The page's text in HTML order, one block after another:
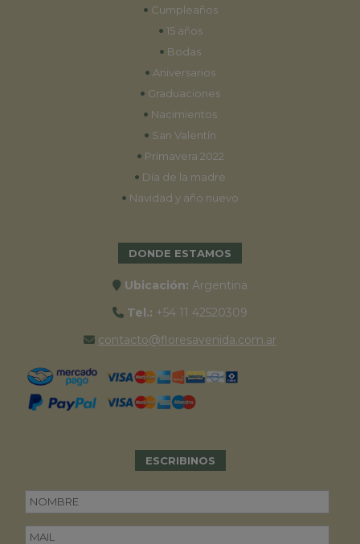
• Cumpleaños
• 15 años
• Bodas
• Aniversarios
• Graduaciones
• Nacimientos
• San Valentín
• Primavera 2022
• Día de la madre
• Navidad y año nuevo
DONDE ESTAMOS
Ubicación: Argentina
Tel.: +54 11 42520309
contacto@floresavenida.com.ar
ESCRIBINOS